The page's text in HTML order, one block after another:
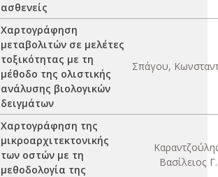
ασθενείς
Χαρτογράφηση
μεταβολιτών σε μελέτες
τοξικότητας με τη
μέθοδο της ολιστικής
ανάλυσης βιολογικών
δειγμάτων
Σπάγου,
Χαρτογράφηση της
μικροαρχιτεκτονικής
των οστών με τη
μεθοδολογία της
Βασίλειος Γ.